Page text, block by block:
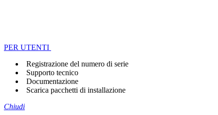
PER UTENTI
Registrazione del numero di serie
Supporto tecnico
Documentazione
Scarica pacchetti di installazione
Chiudi